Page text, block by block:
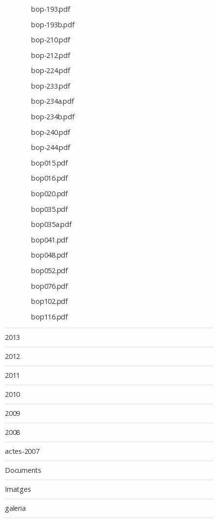
bop-193.pdf
bop-193b.pdf
bop-210.pdf
bop-212.pdf
bop-224.pdf
bop-233.pdf
bop-234a.pdf
bop-234b.pdf
bop-240.pdf
bop-244.pdf
bop015.pdf
bop016.pdf
bop020.pdf
bop035.pdf
bop035a.pdf
bop041.pdf
bop048.pdf
bop052.pdf
bop076.pdf
bop102.pdf
bop116.pdf
2013
2012
2011
2010
2009
2008
actes-2007
Documents
Imatges
galeria